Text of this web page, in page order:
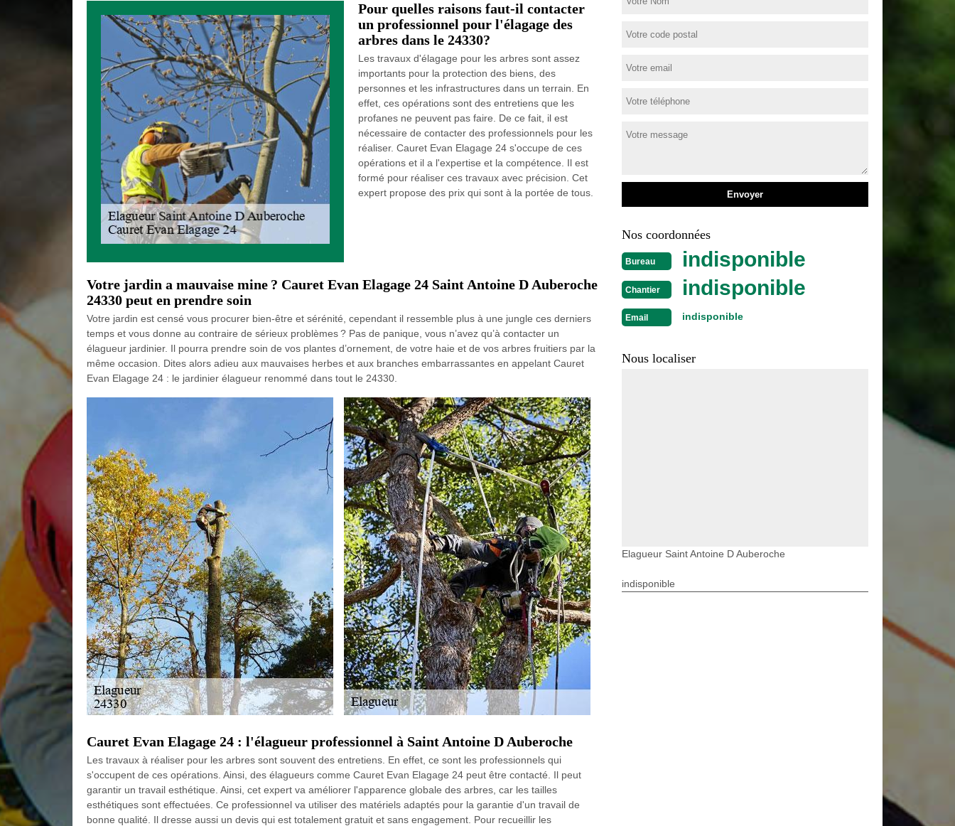
Pour quelles raisons faut-il contacter
un professionnel pour l'élagage des
arbres dans le 24330?
Les travaux d'élagage pour les arbres sont assez
importants pour la protection des biens, des
personnes et les infrastructures dans un terrain. En
effet, ces opérations sont des entretiens que les
profanes ne peuvent pas faire. De ce fait, il est
nécessaire de contacter des professionnels pour les
réaliser. Cauret Evan Elagage 24 s'occupe de ces
opérations et il a l'expertise et la compétence. Il est
formé pour réaliser ces travaux avec précision. Cet
expert propose des prix qui sont à la portée de tous.
Votre jardin a mauvaise mine ? Cauret Evan Elagage 24 Saint Antoine D Auberoche
24330 peut en prendre soin
Votre jardin est censé vous procurer bien-être et sérénité, cependant il ressemble plus à une jungle ces derniers
temps et vous donne au contraire de sérieux problèmes ? Pas de panique, vous n’avez qu’à contacter un
élagueur jardinier. Il pourra prendre soin de vos plantes d’ornement, de votre haie et de vos arbres fruitiers par la
même occasion. Dites alors adieu aux mauvaises herbes et aux branches embarrassantes en appelant Cauret
Evan Elagage 24 : le jardinier élagueur renommé dans tout le 24330.
Cauret Evan Elagage 24 : l'élagueur professionnel à Saint Antoine D Auberoche
Les travaux à réaliser pour les arbres sont souvent des entretiens. En effet, ce sont les professionnels qui
s'occupent de ces opérations. Ainsi, des élagueurs comme Cauret Evan Elagage 24 peut être contacté. Il peut
garantir un travail esthétique. Ainsi, cet expert va améliorer l'apparence globale des arbres, car les tailles
esthétiques sont effectuées. Ce professionnel va utiliser des matériels adaptés pour la garantie d'un travail de
bonne qualité. Il dresse aussi un devis qui est totalement gratuit et sans engagement. Pour recueillir les
Nos coordonnées
Bureau indisponible
Chantier indisponible
Email indisponible
Nous localiser
Elagueur Saint Antoine D Auberoche
indisponible